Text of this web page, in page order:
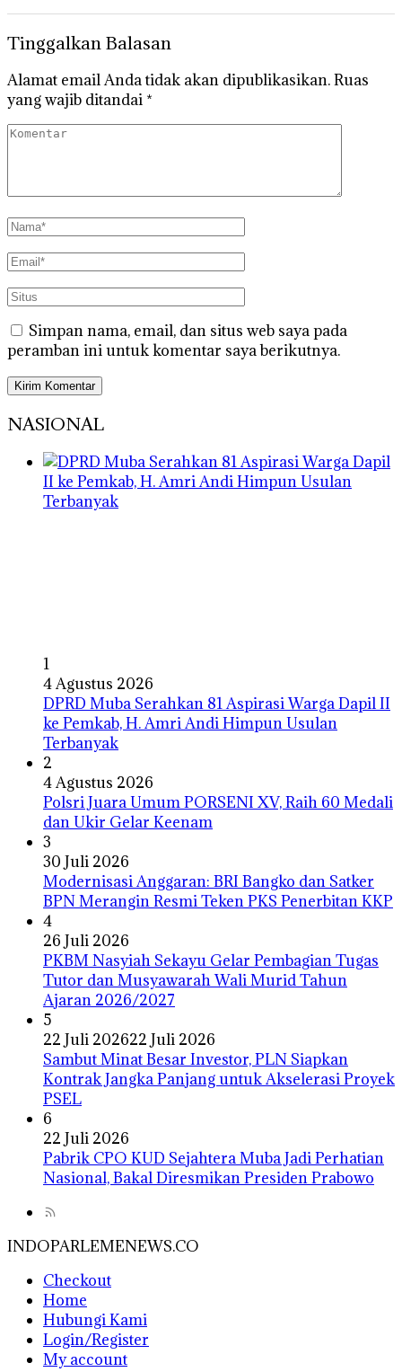
Tinggalkan Balasan
Alamat email Anda tidak akan dipublikasikan.Ruas
yang wajib ditandai *
Simpan nama, email, dan situs web saya pada
peramban ini untuk komentar saya berikutnya.
NASIONAL
1
4 Agustus 2026
DPRD Muba Serahkan 81 Aspirasi Warga Dapil II
ke Pemkab, H. Amri Andi Himpun Usulan
Terbanyak
2
4 Agustus 2026
Polsri Juara Umum PORSENI XV, Raih 60 Medali
dan Ukir Gelar Keenam
3
30 Juli 2026
Modernisasi Anggaran: BRI Bangko dan Satker
BPN Merangin Resmi Teken PKS Penerbitan KKP
4
26 Juli 2026
PKBM Nasyiah Sekayu Gelar Pembagian Tugas
Tutor dan Musyawarah Wali Murid Tahun
Ajaran 2026/2027
5
22 Juli 202622 Juli 2026
Sambut Minat Besar Investor, PLN Siapkan
Kontrak Jangka Panjang untuk Akselerasi Proyek
PSEL
6
22 Juli 2026
Pabrik CPO KUD Sejahtera Muba Jadi Perhatian
Nasional, Bakal Diresmikan Presiden Prabowo
INDOPARLEMENEWS.CO
Checkout
Home
Hubungi Kami
Login/Register
My account